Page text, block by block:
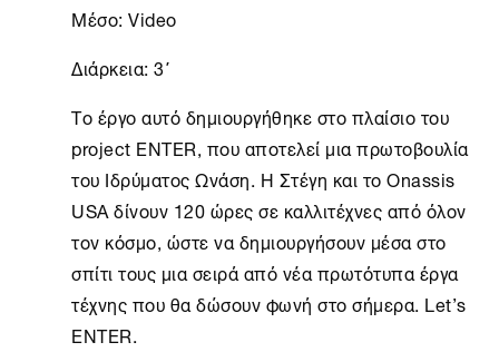
Μέσο: Video
Διάρκεια: 3΄
Το έργο αυτό δημιουργήθηκε στο πλαίσιο του
project ENTER, που αποτελεί μια πρωτοβουλία
του Ιδρύματος Ωνάση. H Στέγη και το Onassis
USA δίνουν 120 ώρες σε καλλιτέχνες από όλον
τον κόσμο, ώστε να δημιουργήσουν μέσα στο
σπίτι τους μια σειρά από νέα πρωτότυπα έργα
τέχνης που θα δώσουν φωνή στο σήμερα. Let’s
ENTER.